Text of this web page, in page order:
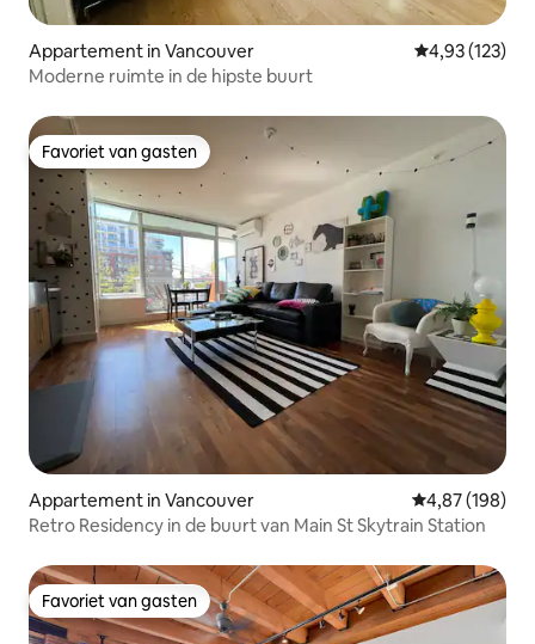
Appartement in Vancouver Gemiddelde
4,93 (123)
Moderne ruimte in de hipste buurt
Favoriet van gasten
Favoriet van gasten
Appartement in Vancouver Gemiddelde
4,87 (198)
Retro Residency in de buurt van Main St Skytrain Station
Favoriet van gasten
Favoriet van gasten